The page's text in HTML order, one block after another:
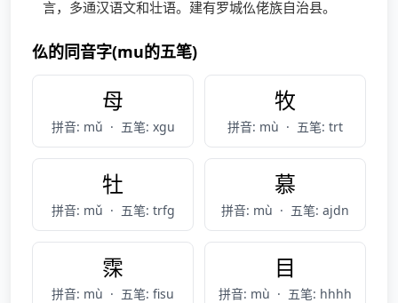
言，多通汉语文和壮语。建有罗城仫佬族自治县。
仫的同音字(mu的五笔)
母
拼音: mǔ · 五笔: xgu
牧
拼音: mù · 五笔: trt
牡
拼音: mǔ · 五笔: trfg
慕
拼音: mù · 五笔: ajdn
霂
拼音: mù · 五笔: fisu
目
拼音: mù · 五笔: hhhh